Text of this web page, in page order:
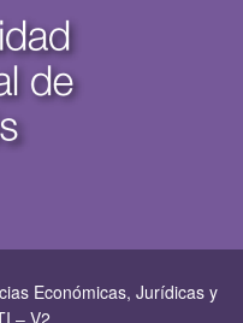
Económicas, Jurí­dicas y